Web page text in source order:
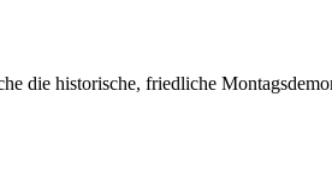
historische, friedliche